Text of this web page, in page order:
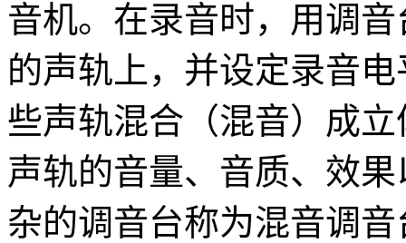
音机。在录音时，用调
的声轨上，并设定录音
些声轨混合（混音）成
声轨的音量、音质、效
杂的调音台称为混音调